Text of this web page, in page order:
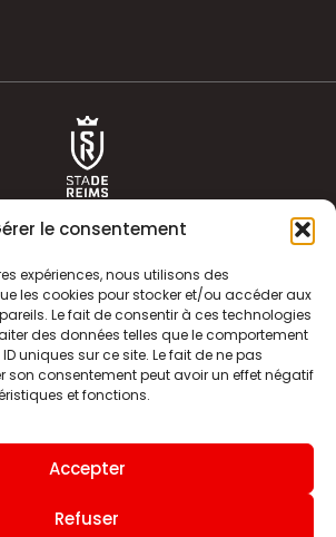
le consentement
expériences, nous utilisons des
les cookies pour stocker et/ou accéder aux
Le fait de consentir à ces technologies
des données telles que le comportement
uniques sur ce site. Le fait de ne pas
son consentement peut avoir un effet négatif
et fonctions.
Accepter
Refuser
HISTOIRE
ÉQUIPE PREMIERE
INFOS ET CONTACT